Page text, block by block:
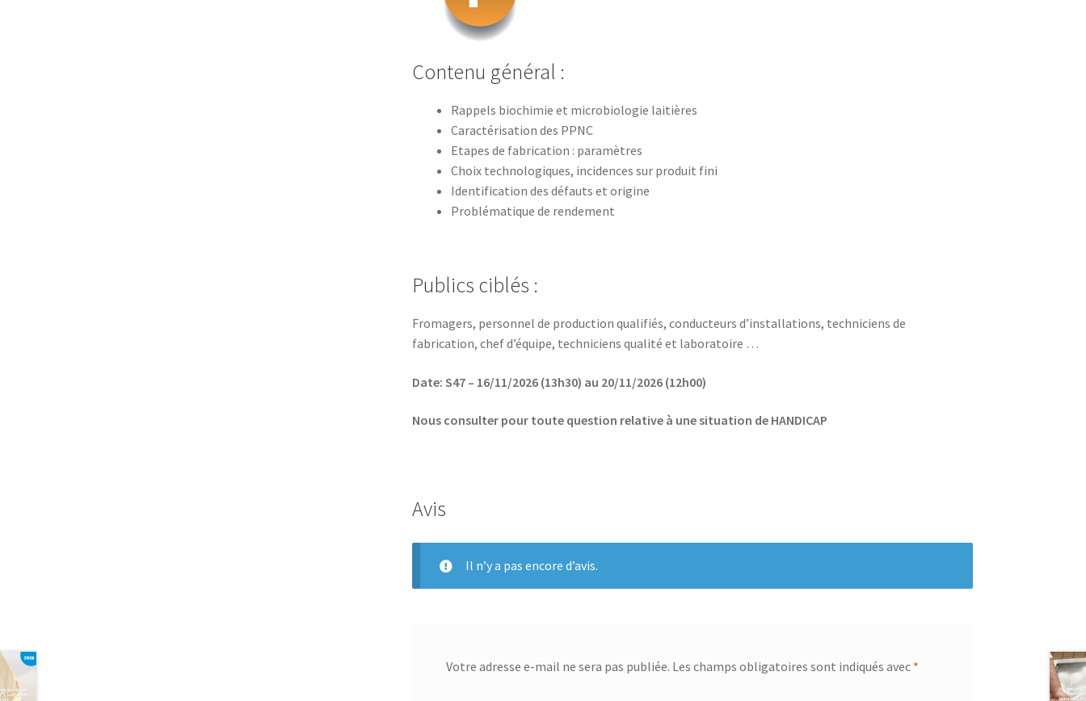
Contenu général :
Rappels biochimie et microbiologie laitières
Caractérisation des PPNC
Etapes de fabrication : paramètres
Choix technologiques, incidences sur produit fini
Identification des défauts et origine
Problématique de rendement
Publics ciblés :
Fromagers, personnel de production qualifiés, conducteurs d’installations, techniciens de
fabrication, chef d’équipe, techniciens qualité et laboratoire …
Date: S47 – 16/11/2026 (13h30) au 20/11/2026 (12h00)
Nous consulter pour toute question relative à une situation de HANDICAP
Avis
Il n’y a pas encore d’avis.
Votre adresse e-mail ne sera pas publiée. Les champs obligatoires sont indiqués avec *